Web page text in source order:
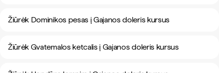
Žiūrėk Dominikos pesas į Gajanos doleris kursus
Žiūrėk Gvatemalos ketcalis į Gajanos doleris kursus